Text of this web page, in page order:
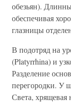
обезьян).
обеспечивая
глазницы
В подотряд на
(Platyrrhina) и
Разделение
перегородки. У
Света, хрящевая